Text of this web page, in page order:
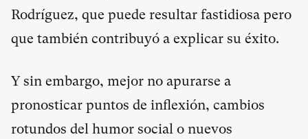
Rodríguez, que puede resultar fastidiosa pero
que también contribuyó a explicar su éxito.
Y sin embargo, mejor no apurarse a
pronosticar puntos de inflexión, cambios
rotundos del humor social o nuevos